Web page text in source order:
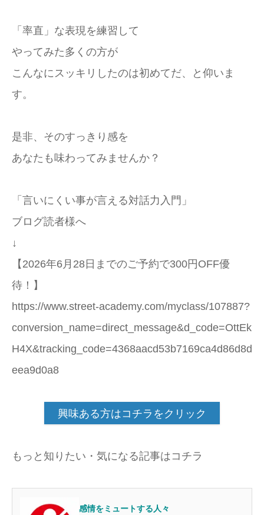
「率直」な表現を練習して
やってみた多くの方が
こんなにスッキリしたのは初めてだ、と仰いま
す。
是非、そのすっきり感を
あなたも味わってみませんか？
「言いにくい事が言える対話力入門」
ブログ読者様へ
↓
【2026年6月28日までのご予約で300円OFF優
待！】
https://www.street-academy.com/myclass/107887?
conversion_name=direct_message&d_code=OttEk
H4X&tracking_code=4368aacd53b7169ca4d86d8d
eea9d0a8
興味ある方はコチラをクリック
もっと知りたい・気になる記事はコチラ
感情をミュートする人々